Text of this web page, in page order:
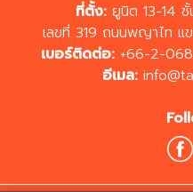
ที่ตั้ง: ยูนิต 13-14 ชั้
เลขที่ 319 ถนนพญาไท แ
เบอร์ติดต่อ: +66-2-
อีเมล: